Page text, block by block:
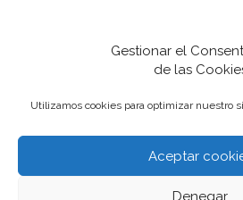
Gestionar el
de las
Utilizamos cookies para optimizar nuestro
Aceptar
Denegar